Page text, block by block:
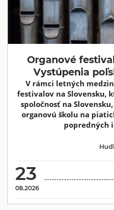
Organové
Vystúpenia
V rámci letných
festivalov na Slovensku,
spoločnosť na
organovú školu na
popredných
23
08.2026